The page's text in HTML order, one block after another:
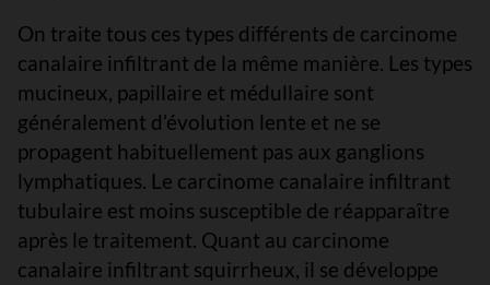
On traite tous ces types différents de carcinome
canalaire infiltrant de la même manière. Les types
mucineux, papillaire et médullaire sont
généralement d’évolution lente et ne se
propagent habituellement pas aux ganglions
lymphatiques. Le carcinome canalaire infiltrant
tubulaire est moins susceptible de réapparaître
après le traitement. Quant au carcinome
canalaire infiltrant squirrheux, il se développe